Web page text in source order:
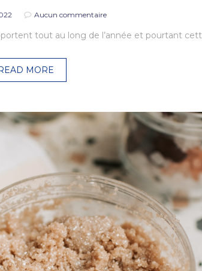
Aucun commentaire
tout au long de l’année et pourtant
MORE